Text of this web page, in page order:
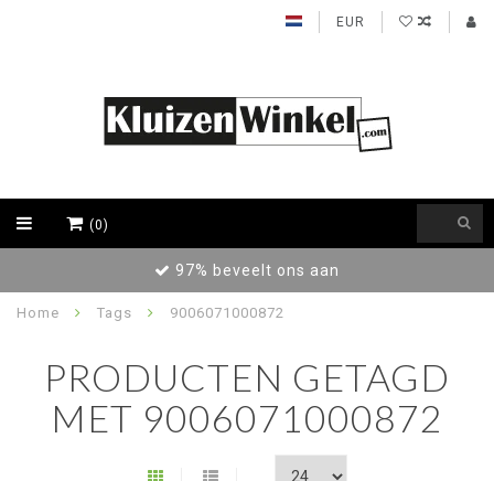
EUR
(0)
97% beveelt ons aan
Home Tags 9006071000872
PRODUCTEN GETAGD
MET 9006071000872